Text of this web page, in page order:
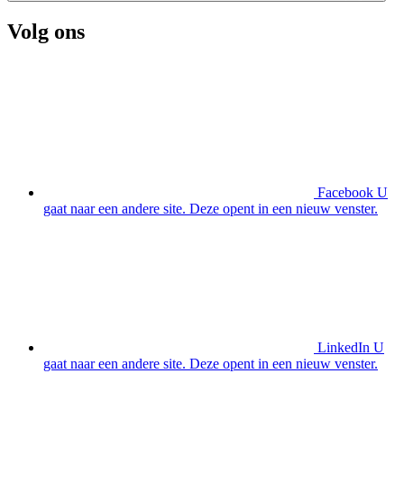
Volg ons
Facebook U
gaat naar een andere site. Deze opent in een nieuw venster.
LinkedIn U
gaat naar een andere site. Deze opent in een nieuw venster.